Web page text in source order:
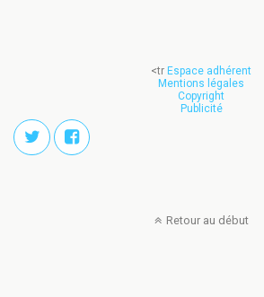
<tr Espace adhérent
Mentions légales
Copyright
Publicité
Retour au début